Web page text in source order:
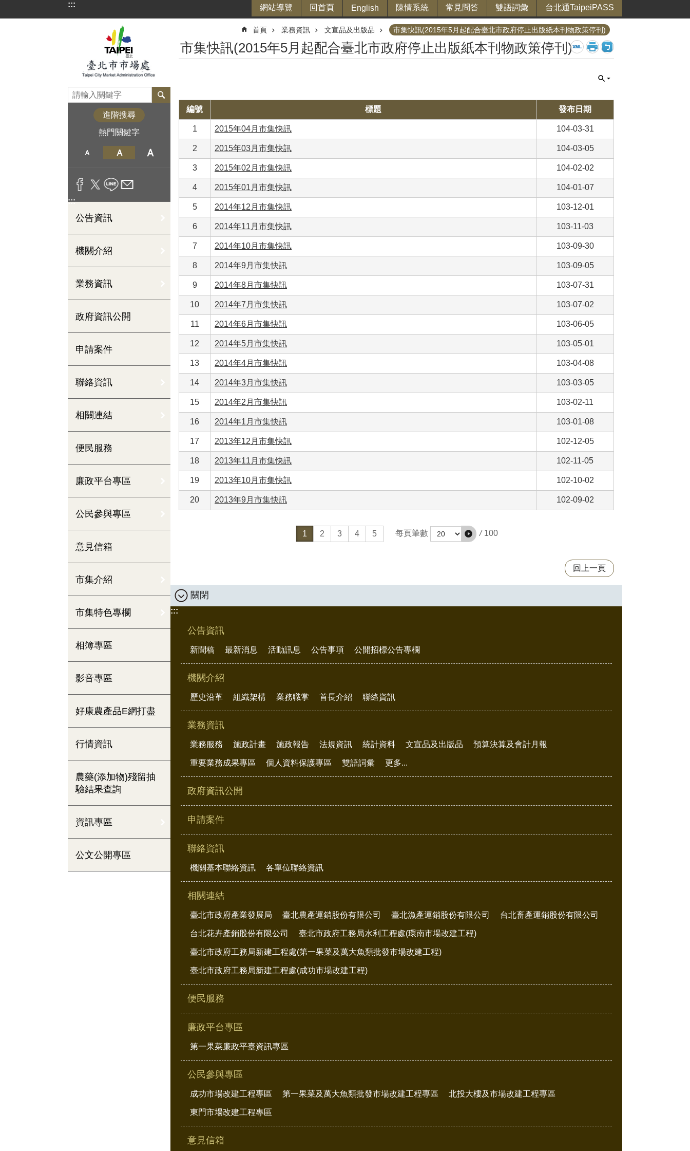
跳到主要內容區塊
::: 網站導覽 回首頁 English 陳情系統 常見問答 雙語詞彙 台北通TaipeiPASS
進階搜尋
熱門關鍵字
:::
公告資訊
機關介紹
業務資訊
政府資訊公開
申請案件
聯絡資訊
相關連結
便民服務
廉政平台專區
公民參與專區
意見信箱
市集介紹
市集特色專欄
相簿專區
影音專區
好康農產品E網打盡
行情資訊
農藥(添加物)殘留抽
驗結果查詢
資訊專區
公文公開專區
首頁 業務資訊 文宣品及出版品 市集快訊(2015年5月起配合臺北市政府停止出版紙本刊物政策停刊)
市集快訊(2015年5月起配合臺北市政府停止出版紙本刊物政策停刊)
編號 標題 發布日期
1 2015年04月市集快訊 104-03-31
2 2015年03月市集快訊 104-03-05
3 2015年02月市集快訊 104-02-02
4 2015年01月市集快訊 104-01-07
5 2014年12月市集快訊 103-12-01
6 2014年11月市集快訊 103-11-03
7 2014年10月市集快訊 103-09-30
8 2014年9月市集快訊 103-09-05
9 2014年8月市集快訊 103-07-31
10 2014年7月市集快訊 103-07-02
11 2014年6月市集快訊 103-06-05
12 2014年5月市集快訊 103-05-01
13 2014年4月市集快訊 103-04-08
14 2014年3月市集快訊 103-03-05
15 2014年2月市集快訊 103-02-11
16 2014年1月市集快訊 103-01-08
17 2013年12月市集快訊 102-12-05
18 2013年11月市集快訊 102-11-05
19 2013年10月市集快訊 102-10-02
20 2013年9月市集快訊 102-09-02
1 2 3 4 5 每頁筆數 / 100
回上一頁
關閉
:::
公告資訊
新聞稿 最新消息 活動訊息 公告事項 公開招標公告專欄
機關介紹
歷史沿革 組織架構 業務職掌 首長介紹 聯絡資訊
業務資訊
業務服務 施政計畫 施政報告 法規資訊 統計資料 文宣品及出版品 預算決算及會計月報
重要業務成果專區 個人資料保護專區 雙語詞彙 更多...
政府資訊公開
申請案件
聯絡資訊
機關基本聯絡資訊 各單位聯絡資訊
相關連結
臺北市政府產業發展局 臺北農產運銷股份有限公司 臺北漁產運銷股份有限公司 台北畜產運銷股份有限公司
台北花卉產銷股份有限公司 臺北市政府工務局水利工程處(環南市場改建工程)
臺北市政府工務局新建工程處(第一果菜及萬大魚類批發市場改建工程)
臺北市政府工務局新建工程處(成功市場改建工程)
便民服務
廉政平台專區
第一果菜廉政平臺資訊專區
公民參與專區
成功市場改建工程專區 第一果菜及萬大魚類批發市場改建工程專區 北投大樓及市場改建工程專區
東門市場改建工程專區
意見信箱